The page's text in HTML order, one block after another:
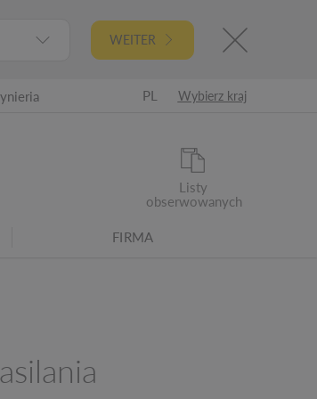
WEITER
PL Wybierz kraj
Listy
obserwowanych
FIRMA